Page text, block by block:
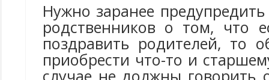
Нужно заранее
родственников о том, что
поздравить родителей, то
приобрести что-то и
случае не должны говорить